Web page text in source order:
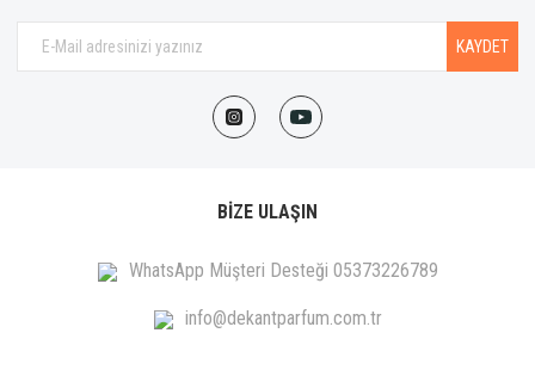
KAYDET
BİZE ULAŞIN
WhatsApp Müşteri Desteği 05373226789
info@dekantparfum.com.tr